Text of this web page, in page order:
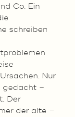
Co. Ein
schreiben
Nur
gedacht –
Der
der alte –